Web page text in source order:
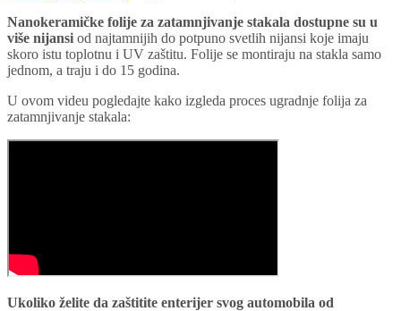
Nanokeramičke folije za zatamnjivanje stakala dostupne su u
više nijansi od najtamnijih do potpuno svetlih nijansi koje imaju
skoro istu toplotnu i UV zaštitu. Folije se montiraju na stakla samo
jednom, a traju i do 15 godina.
U ovom videu pogledajte kako izgleda proces ugradnje folija za
zatamnjivanje stakala:
Ukoliko želite da zaštitite enterijer svog automobila od